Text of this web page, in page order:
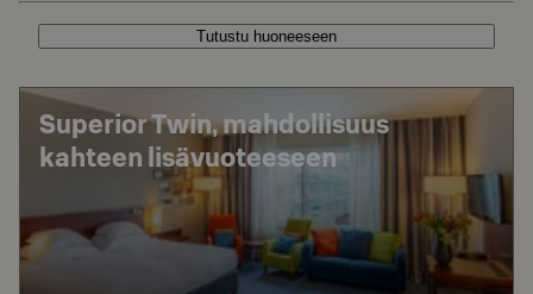
Tutustu huoneeseen
Superior Twin, mahdollisuus
kahteen lisävuoteeseen